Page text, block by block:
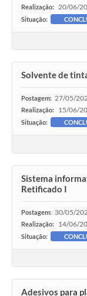
Realização: 20/06/
Situação:
Solvente de
Postagem: 27/05/
Realização: 15/06/
Situação:
Sistema
Retificado I
Postagem: 30/05/
Realização: 14/06/
Situação:
Adesivos para